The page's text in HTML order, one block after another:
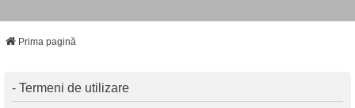
Prima pagină
- Termeni de utilizare